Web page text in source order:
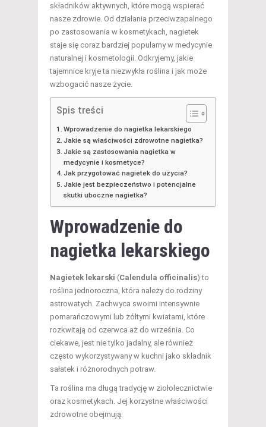
składników aktywnych, które mogą wspierać
nasze zdrowie. Od działania przeciwzapalnego
po zastosowania w kosmetykach, nagietek
staje się coraz bardziej popularny w medycynie
naturalnej i kosmetologii. Odkryjemy, jakie
tajemnice kryje ta niezwykła roślina i jak może
wzbogacić nasze życie.
Spis treści
Wprowadzenie do nagietka lekarskiego
Jakie są właściwości zdrowotne nagietka?
Jakie są zastosowania nagietka w
medycynie i kosmetyce?
Jak przygotować nagietek do użycia?
Jakie jest bezpieczeństwo i potencjalne
skutki uboczne nagietka?
Wprowadzenie do
nagietka lekarskiego
Nagietek lekarski (Calendula officinalis) to
roślina jednoroczna, która należy do rodziny
astrowatych. Zachwyca swoimi intensywnie
pomarańczowymi lub żółtymi kwiatami, które
rozkwitają od czerwca aż do września. Co
ciekawe, jest nie tylko jadalny, ale również
często wykorzystywany w kuchni jako składnik
sałatek i różnorodnych potraw.
Ta roślina ma długą tradycję w ziołolecznictwie
oraz kosmetykach. Jej korzystne właściwości
zdrowotne obejmują: